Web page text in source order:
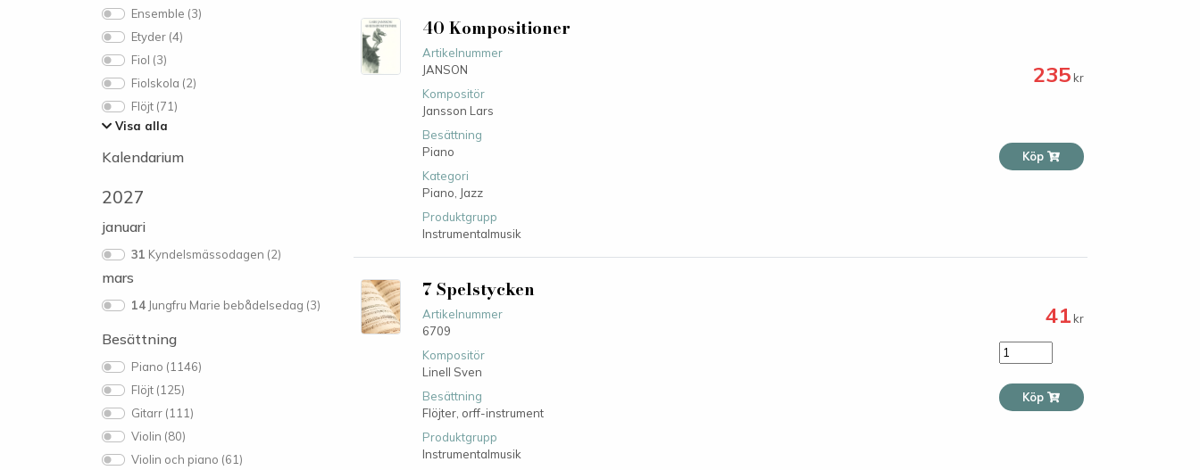
Ensemble (3)
Etyder (4)
Fiol (3)
Fiolskola (2)
Flöjt (71)
Visa alla
Kalendarium
2027
januari
31 Kyndelsmässodagen (2)
mars
14Jungfru Marie bebådelsedag (3)
Besättning
Piano (1146)
Flöjt (125)
Gitarr (111)
Violin (80)
Violin och piano (61)
40 Kompositioner
Artikelnummer
JANSON
Kompositör
Jansson Lars
Besättning
Piano
Kategori
Piano, Jazz
Produktgrupp
Instrumentalmusik
235kr
Köp
7 Spelstycken
Artikelnummer
6709
Kompositör
Linell Sven
Besättning
Flöjter, orff-instrument
Produktgrupp
Instrumentalmusik
41kr
Köp